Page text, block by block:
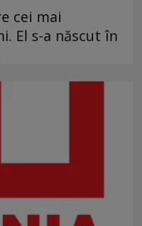
cei mai
El s-a născut în